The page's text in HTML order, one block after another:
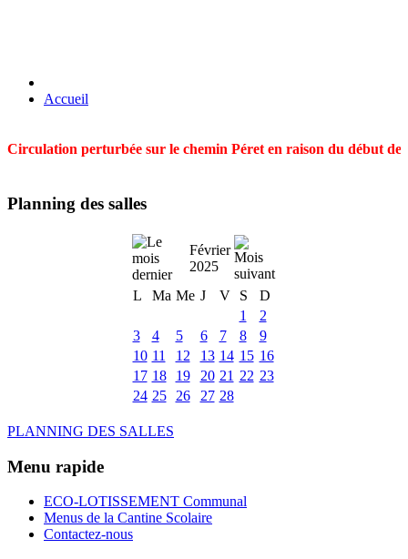
Accueil
Circulation perturbée sur le chemin Péret en raison du début
Planning des salles
Février
2025
L
Ma Me J V S
D
1
2
3
4 5 6 7 8
9
10 11 12 13 14 15 16
17 18 19 20 21 22 23
24 25 26 27 28
PLANNING DES SALLES
Menu rapide
ECO-LOTISSEMENT Communal
Menus de la Cantine Scolaire
Contactez-nous